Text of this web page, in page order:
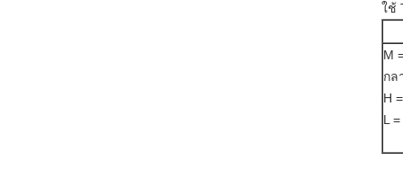
ใช้
M
กล
H
L